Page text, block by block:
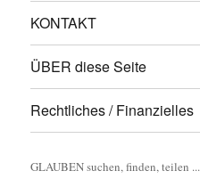
KONTAKT
ÜBER diese Seite
Rechtliches / Finanzielles
GLAUBEN suchen, finden, teilen ...